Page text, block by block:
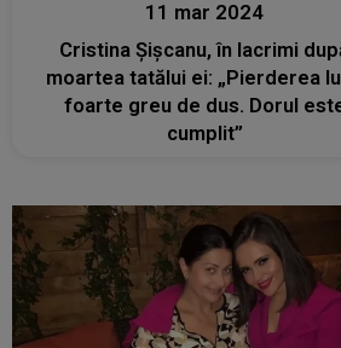
11 mar 2024
Cristina Șișcanu, în lacrimi
moartea tatălui ei: „Pierderea
foarte greu de dus. Dorul
cumplit”